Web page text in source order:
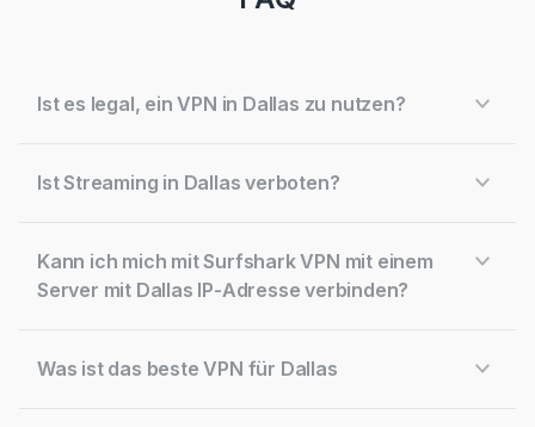
Ist es legal, ein VPN in Dallas zu nutzen?
Ist Streaming in Dallas verboten?
Kann ich mich mit Surfshark VPN mit einem
Server mit Dallas IP-Adresse verbinden?
Was ist das beste VPN für Dallas